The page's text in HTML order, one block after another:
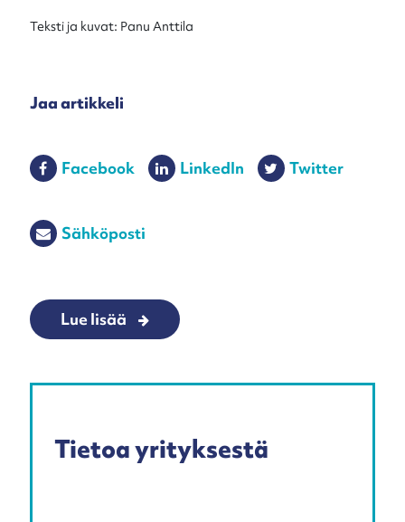
Teksti ja kuvat: Panu Anttila
Jaa artikkeli
Facebook LinkedIn Twitter
Sähköposti
Lue lisää
Tietoa yrityksestä